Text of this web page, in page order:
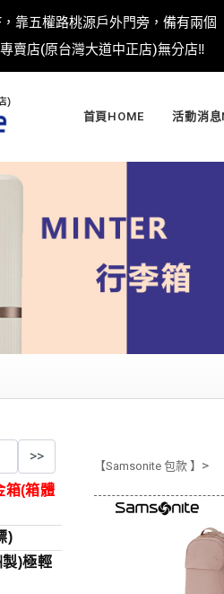
靠五權路桃源戶外門旁，備有兩個
賣店(原台灣大道中正店)無分店‼️
首頁HOME 活動消
箱(箱體
)
)極輕
【Samsonite 包款 】 >